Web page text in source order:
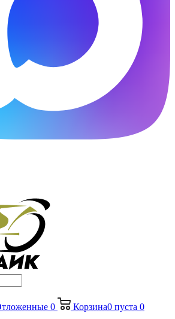
0 Корзина0 пуста 0